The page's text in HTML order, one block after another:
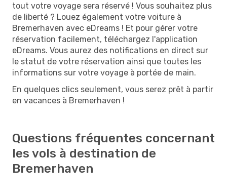
tout votre voyage sera réservé ! Vous souhaitez plus
de liberté ? Louez également votre voiture à
Bremerhaven avec eDreams ! Et pour gérer votre
réservation facilement, téléchargez l'application
eDreams. Vous aurez des notifications en direct sur
le statut de votre réservation ainsi que toutes les
informations sur votre voyage à portée de main.
En quelques clics seulement, vous serez prêt à partir
en vacances à Bremerhaven !
Questions fréquentes concernant
les vols à destination de
Bremerhaven